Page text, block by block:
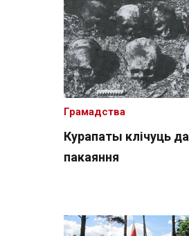
Курапаты клічуць да
пакаяння
Грамадства